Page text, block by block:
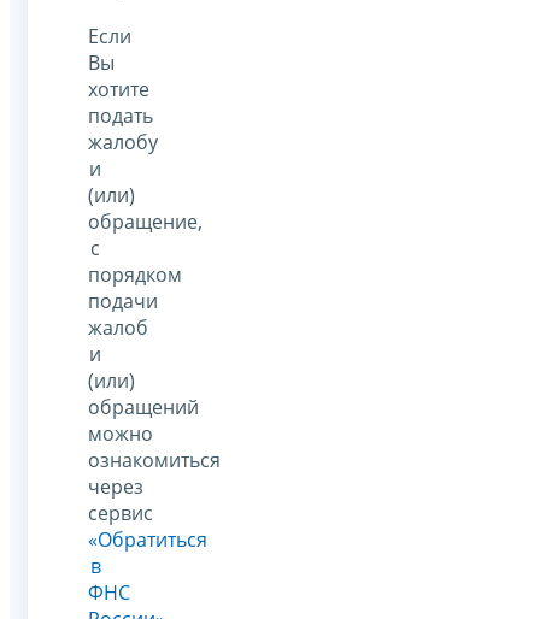
Если
Вы
хотите
подать
жалобу
и
(или)
обращение,
с
порядком
подачи
жалоб
и
(или)
обращений
можно
ознакомиться
через
сервис
«Обратиться
в
ФНС